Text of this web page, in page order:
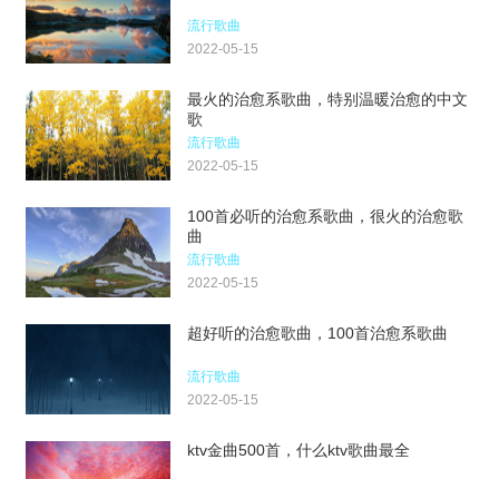
流行歌曲
2022-05-15
最火的治愈系歌曲，特别温暖治愈的中文
歌
流行歌曲
2022-05-15
100首必听的治愈系歌曲，很火的治愈歌
曲
流行歌曲
2022-05-15
超好听的治愈歌曲，100首治愈系歌曲
流行歌曲
2022-05-15
ktv金曲500首，什么ktv歌曲最全